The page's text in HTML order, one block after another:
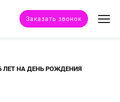
Заказать звонок
ЛЕТ НА ДЕНЬ РОЖДЕНИЯ